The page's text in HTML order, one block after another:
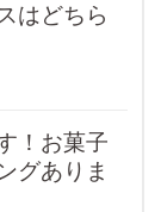
はどちら
！お菓子
グありま